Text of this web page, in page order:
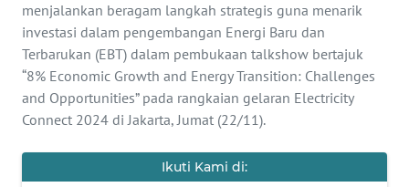
menjalankan beragam langkah strategis guna menarik
investasi dalam pengembangan Energi Baru dan
Terbarukan (EBT) dalam pembukaan talkshow bertajuk
“8% Economic Growth and Energy Transition: Challenges
and Opportunities” pada rangkaian gelaran Electricity
Connect 2024 di Jakarta, Jumat (22/11).
Ikuti Kami di:
TENTANG
KAMI
PEDOMAN
MEDIA
SIBER
REDAKSI